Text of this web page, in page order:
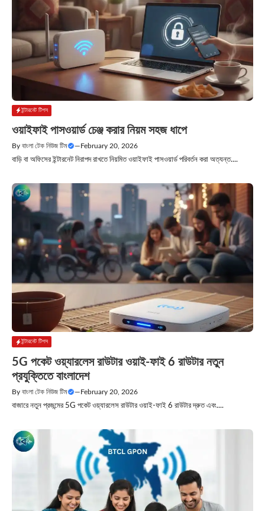
ইন্টারনেট টিপস
ওয়াইফাই পাসওয়ার্ড চেঞ্জ করার নিয়ম সহজ ধাপে
By বাংলা টেক নিউজ টিম —February 20, 2026
বাড়ি বা অফিসের ইন্টারনেট নিরাপদ রাখতে নিয়মিত ওয়াইফাই পাসওয়ার্ড পরিবর্তন করা অত্যন্ত....
ইন্টারনেট টিপস
5G পকেট ওয়্যারলেস রাউটার ওয়াই-ফাই 6 রাউটার নতুন
প্রযুক্তিতে বাংলাদেশ
By বাংলা টেক নিউজ টিম —February 20, 2026
বাজারে নতুন প্রজন্মের 5G পকেট ওয়্যারলেস রাউটার ওয়াই-ফাই 6 রাউটার দ্রুত এবং....